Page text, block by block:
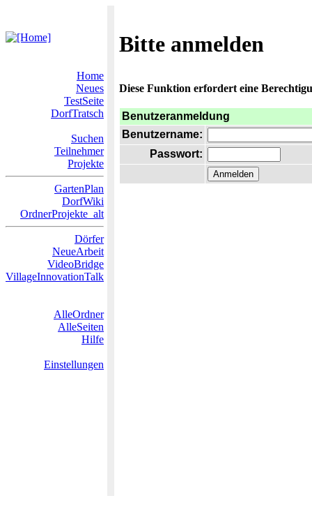
Bitte anmelden
Home
Neues
TestSeite
DorfTratsch
Suchen
Teilnehmer
Projekte
GartenPlan
DorfWiki
OrdnerProjekte_alt
Dörfer
NeueArbeit
VideoBridge
VillageInnovationTalk
AlleOrdner
AlleSeiten
Hilfe
Einstellungen
Diese Funktion erfordert eine
Benutzeranmeldung
Benutzername:
Passwort: